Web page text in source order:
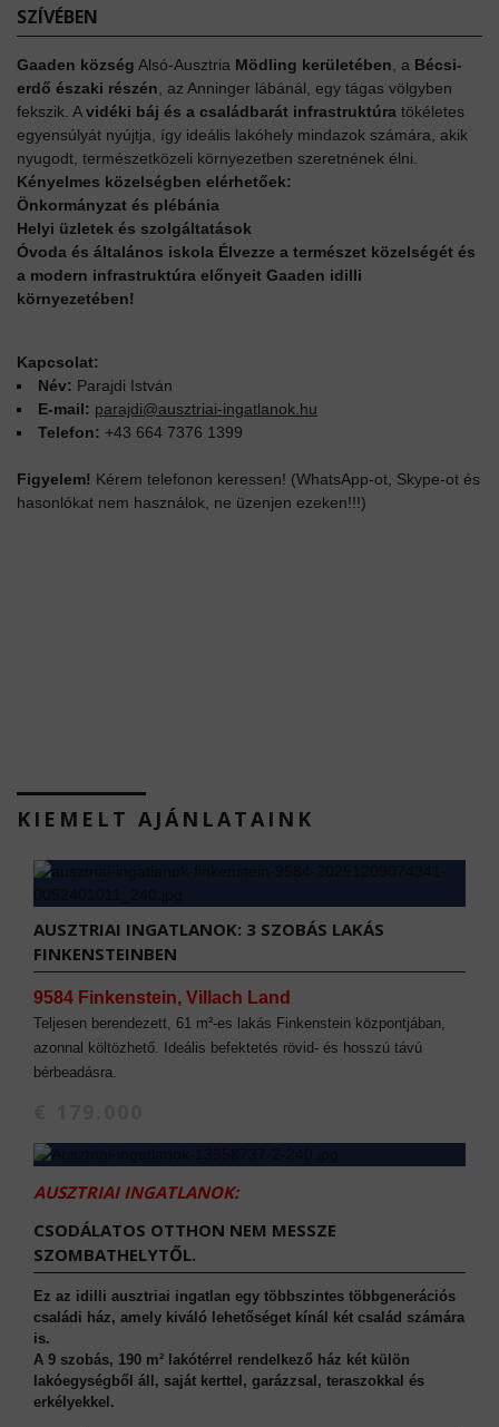
SZÍVÉBEN
Gaaden község Alsó-Ausztria Mödling kerületében, a Bécsi-
erdő északi részén, az Anninger lábánál, egy tágas völgyben
fekszik. Avidéki báj és a családbarát infrastruktúra tökéletes
egyensúlyát nyújtja, így ideális lakóhely mindazok számára, akik
nyugodt, természetközeli környezetben szeretnének élni.
Kényelmes közelségben elérhetőek:
Önkormányzat és plébánia
Helyi üzletek és szolgáltatások
Óvoda és általános iskola Élvezze a természet közelségét és
a modern infrastruktúra előnyeit Gaaden idilli
környezetében!
Kapcsolat:
Név: Parajdi István
E-mail: parajdi@ausztriai-ingatlanok.hu
Telefon: +43 664 7376 1399
Figyelem! Kérem telefonon keressen! (WhatsApp-ot, Skype-ot és
hasonlókat nem használok, ne üzenjen ezeken!!!)
KIEMELT AJÁNLATAINK
AUSZTRIAI INGATLANOK: 3 SZOBÁS LAKÁS
FINKENSTEINBEN
9584 Finkenstein, Villach Land
Teljesen berendezett, 61 m²-es lakás Finkenstein központjában,
azonnal költözhető. Ideális befektetés rövid- és hosszú távú
bérbeadásra.
AUSZTRIAI INGATLANOK:
CSODÁLATOS OTTHON NEM MESSZE
SZOMBATHELYTŐL.
Ez az idilli ausztriai ingatlan egy többszintes többgenerációs
családi ház, amely kiváló lehetőséget kínál két család számára
is.
A 9 szobás, 190 m² lakótérrel rendelkező ház két külön
lakóegységből áll, saját kerttel, garázzsal, teraszokkal és
erkélyekkel.